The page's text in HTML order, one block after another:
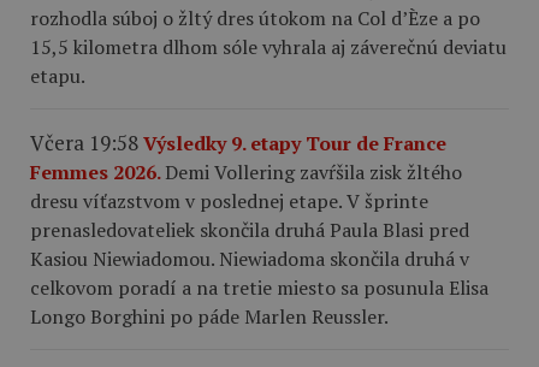
rozhodla súboj o žltý dres útokom na Col d’Èze a po
15,5 kilometra dlhom sóle vyhrala aj záverečnú deviatu
etapu.
Včera 19:58Výsledky 9. etapy Tour de France
Femmes 2026.Demi Vollering zavŕšila zisk žltého
dresu víťazstvom v poslednej etape. V šprinte
prenasledovateliek skončila druhá Paula Blasi pred
Kasiou Niewiadomou. Niewiadoma skončila druhá v
celkovom poradí a na tretie miesto sa posunula Elisa
Longo Borghini po páde Marlen Reussler.